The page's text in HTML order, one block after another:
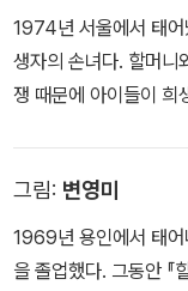
러내는 것이다.
작가 유은실은 여기에
말은 타자를 향해 던지
것이다. 더 진지하고 근
“무슨 4학년이 1학년
치인 유정이는 ‘머릿속
1974년 서울에서 태어
생자의 손녀다. 할머니
쟁 때문에 아이들이 희
림책 『나의 독산동』 『
그림: 변영미
1969년 용인에서 태어
을 졸업했다. 그동안 『